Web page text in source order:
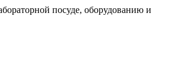
посуде, оборудованию и